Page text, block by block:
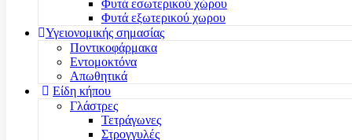
Φυτά εσωτερικού χώρου
Φυτά εξωτερικού χωρου
Υγειονομικής σημασίας
Ποντικοφάρμακα
Εντομοκτόνα
Απωθητικά
Είδη κήπου
Γλάστρες
Τετράγωνες
Στρογγυλές